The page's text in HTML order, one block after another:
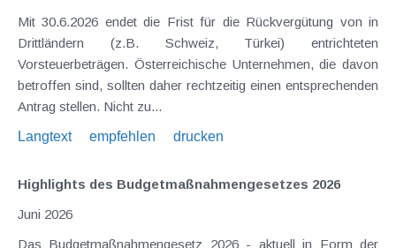
Mit 30.6.2026 endet die Frist für die Rückvergütung von in
Drittländern (z.B. Schweiz, Türkei) entrichteten
Vorsteuerbeträgen. Österreichische Unternehmen, die davon
betroffen sind, sollten daher rechtzeitig einen entsprechenden
Antrag stellen. Nicht zu...
Langtext
empfehlen drucken
Highlights des Budgetmaßnahmen​­gesetzes 2026
Juni 2026
Das Budgetmaßnahmengesetz 2026 - aktuell in Form der